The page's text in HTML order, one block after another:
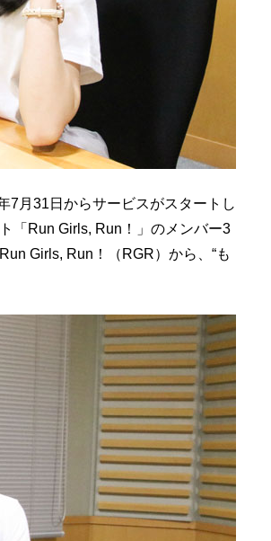
7月31日からサービスがスタートし
「Run Girls, Run！」のメンバー3
Girls, Run！（RGR）から、“も